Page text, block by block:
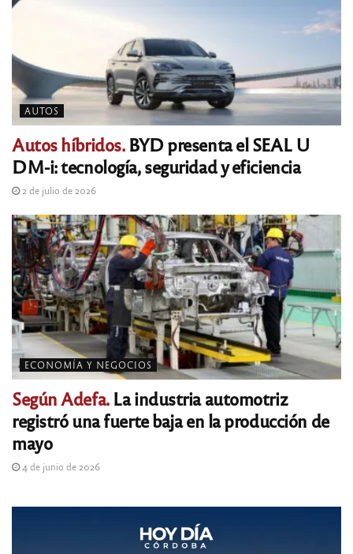
AUTOS
Autos híbridos.BYD presenta el SEAL U
DM-i: tecnología, seguridad y eficiencia
2 de julio de 2026
ECONOMÍA Y NEGOCIOS
Según Adefa.La industria automotriz
registró una fuerte baja en la producción de
mayo
4 de junio de 2026